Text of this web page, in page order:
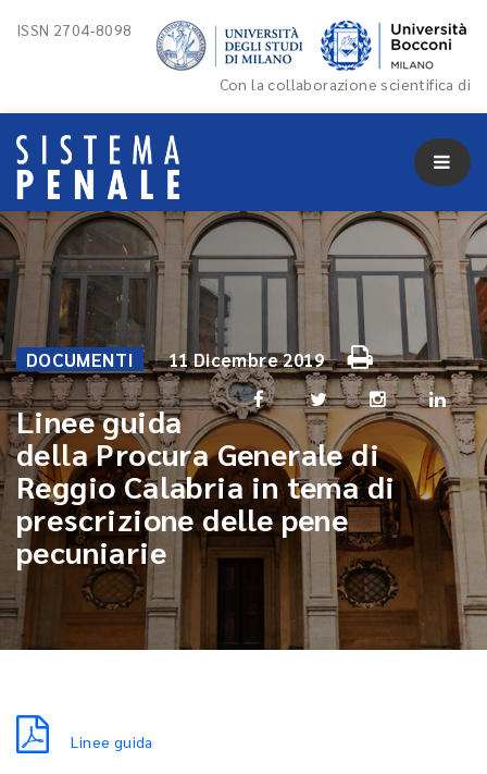
ISSN 2704-8098
Con la collaborazione scientifica di
DOCUMENTI 11 Dicembre 2019
Linee guida
della Procura Generale di
Reggio Calabria in tema di
prescrizione delle pene
pecuniarie
Linee guida